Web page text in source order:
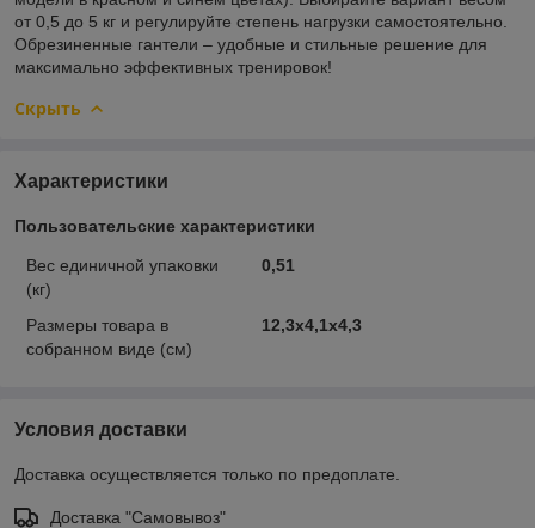
от 0,5 до 5 кг и регулируйте степень нагрузки самостоятельно.
Обрезиненные гантели – удобные и стильные решение для
максимально эффективных тренировок!
Скрыть
Характеристики
Пользовательские характеристики
Вес единичной упаковки
(кг)
0,51
Размеры товара в
собранном виде (см)
12,3х4,1х4,3
Условия доставки
Доставка осуществляется только по предоплате.
Доставка "Самовывоз"